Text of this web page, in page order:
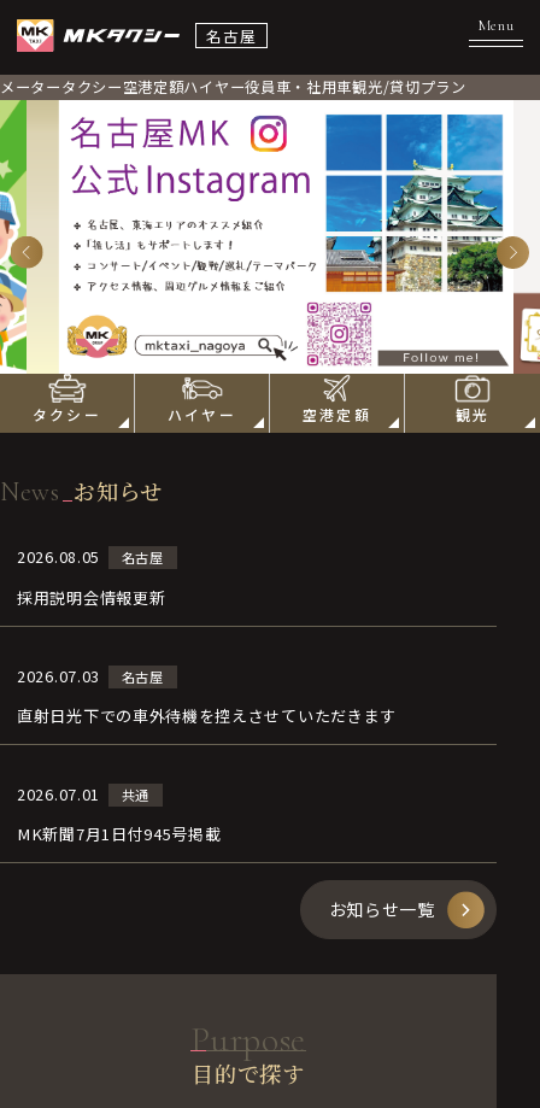
名古屋
メータータクシー空港定額ハイヤー役員車・社用車観光/貸切プラン
タクシー ハイヤー 空港定額 観光
News お知らせ
2026.08.05 名古屋
採用説明会情報更新
2026.07.03 名古屋
直射日光下での車外待機を控えさせていただきます
2026.07.01 共通
MK新聞7月1日付945号掲載
お知らせ一覧
Purpose
目的で探す